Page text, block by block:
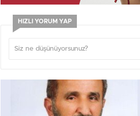
HIZLI YORUM YAP